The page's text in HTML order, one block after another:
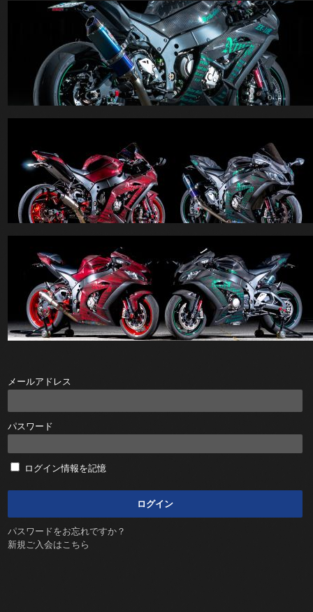
メールアドレス
パスワード
ログイン情報を記憶
パスワードをお忘れですか？
新規ご入会はこちら